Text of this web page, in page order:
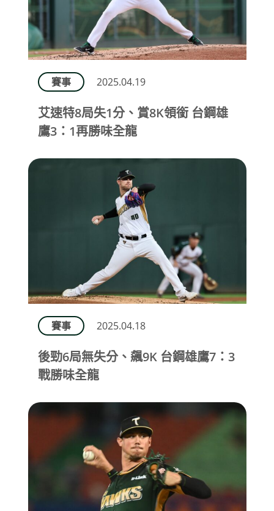
賽事 2025.04.19
艾速特8局失1分、賞8K領銜 台鋼雄
鷹3：1再勝味全龍
賽事 2025.04.18
後勁6局無失分、飆9K 台鋼雄鷹7：3
戰勝味全龍